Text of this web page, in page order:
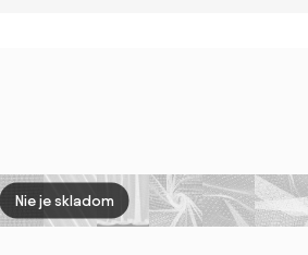
Nie je skladom